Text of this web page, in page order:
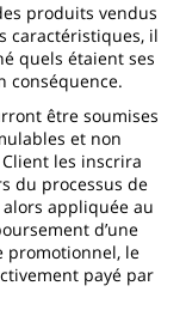
produits vendus
caractéristiques, il
quels étaient ses
conséquence.
être soumises
et non
les inscrira
du processus de
appliquée au
d’une
promotionnel, le
payé par